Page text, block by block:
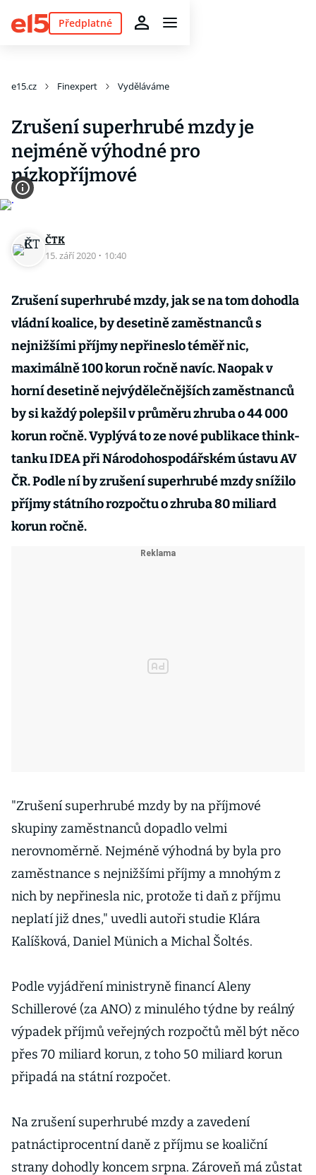
Předplatné
e15.cz Finexpert Vyděláváme
Zrušení superhrubé mzdy je
nejméně výhodné pro
nízkopříjmové
ČTK
15. září 2020 · 10:40
Zrušení superhrubé mzdy, jak se na tom dohodla
vládní koalice, by desetině zaměstnanců s
nejnižšími příjmy nepřineslo téměř nic,
maximálně 100 korun ročně navíc. Naopak v
horní desetině nejvýdělečnějších zaměstnanců
by si každý polepšil v průměru zhruba o 44 000
korun ročně. Vyplývá to ze nové publikace think-
tanku IDEA při Národohospodářském ústavu AV
ČR. Podle ní by zrušení superhrubé mzdy snížilo
příjmy státního rozpočtu o zhruba 80 miliard
korun ročně.
"Zrušení superhrubé mzdy by na příjmové
skupiny zaměstnanců dopadlo velmi
nerovnoměrně. Nejméně výhodná by byla pro
zaměstnance s nejnižšími příjmy a mnohým z
nich by nepřinesla nic, protože ti daň z příjmu
neplatí již dnes," uvedli autoři studie Klára
Kalíšková, Daniel Münich a Michal Šoltés.
Podle vyjádření ministryně financí Aleny
Schillerové (za ANO) z minulého týdne by reálný
výpadek příjmů veřejných rozpočtů měl být něco
přes 70 miliard korun, z toho 50 miliard korun
připadá na státní rozpočet.
Na zrušení superhrubé mzdy a zavedení
patnáctiprocentní daně z příjmu se koaliční
strany dohodly koncem srpna. Zároveň má zůstat